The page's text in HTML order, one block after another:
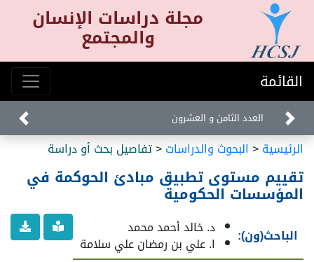
مجلة دراسات الإنسان
والمجتمع
القائمة
العدد الثامن و العشرون
الرئيسية< البحوث والدراسات<تفاصيل بحث أو دراسة
تقييم مستوى تطبيق مبادئ الحوكمة في
المؤسسات الحكومية
الباحث(ون): د. خالد أحمد محمد
ا. علي بن رمضان علي سلامة